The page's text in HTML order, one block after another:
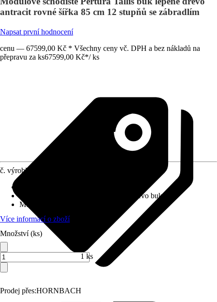
antracit rovné šířka 85 cm 12 stupňů se zábradlím
Napsat první hodnocení
cenu — 67599,00 Kč * Všechny ceny vč. DPH a bez nákladů na
přepravu za ks67599,00 Kč*/ ks
Prodej přes:HORNBACH
č. výrobku
Lepené dřevo buk
Možný tvar schodiště
Více informací o zboží
Množství (ks)
1 ks